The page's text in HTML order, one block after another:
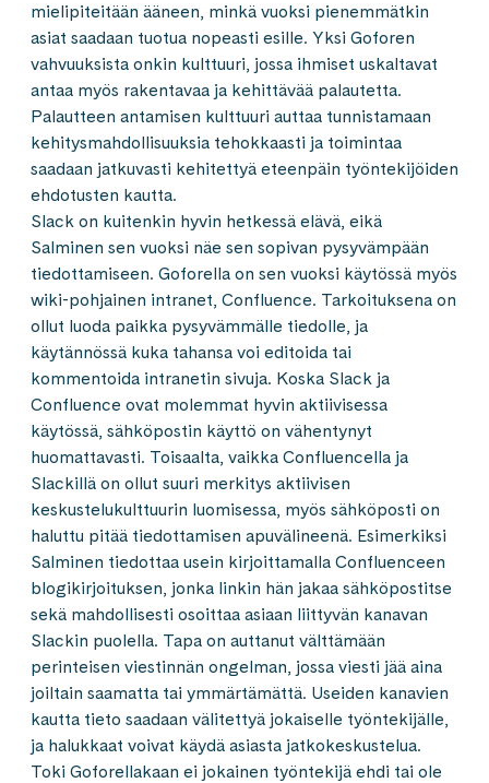
mielipiteitään ääneen, minkä vuoksi pienemmätkin
asiat saadaan tuotua nopeasti esille. Yksi Goforen
vahvuuksista onkin kulttuuri, jossa ihmiset uskaltavat
antaa myös rakentavaa ja kehittävää palautetta.
Palautteen antamisen kulttuuri auttaa tunnistamaan
kehitysmahdollisuuksia tehokkaasti ja toimintaa
saadaan jatkuvasti kehitettyä eteenpäin työntekijöiden
ehdotusten kautta.
Slack on kuitenkin hyvin hetkessä elävä, eikä
Salminen sen vuoksi näe sen sopivan pysyvämpään
tiedottamiseen. Goforella on sen vuoksi käytössä myös
wiki-pohjainen intranet, Confluence. Tarkoituksena on
ollut luoda paikka pysyvämmälle tiedolle, ja
käytännössä kuka tahansa voi editoida tai
kommentoida intranetin sivuja. Koska Slack ja
Confluence ovat molemmat hyvin aktiivisessa
käytössä, sähköpostin käyttö on vähentynyt
huomattavasti. Toisaalta, vaikka Confluencella ja
Slackillä on ollut suuri merkitys aktiivisen
keskustelukulttuurin luomisessa, myös sähköposti on
haluttu pitää tiedottamisen apuvälineenä. Esimerkiksi
Salminen tiedottaa usein kirjoittamalla Confluenceen
blogikirjoituksen, jonka linkin hän jakaa sähköpostitse
sekä mahdollisesti osoittaa asiaan liittyvän kanavan
Slackin puolella. Tapa on auttanut välttämään
perinteisen viestinnän ongelman, jossa viesti jää aina
joiltain saamatta tai ymmärtämättä. Useiden kanavien
kautta tieto saadaan välitettyä jokaiselle työntekijälle,
ja halukkaat voivat käydä asiasta jatkokeskustelua.
Toki Goforellakaan ei jokainen työntekijä ehdi tai ole